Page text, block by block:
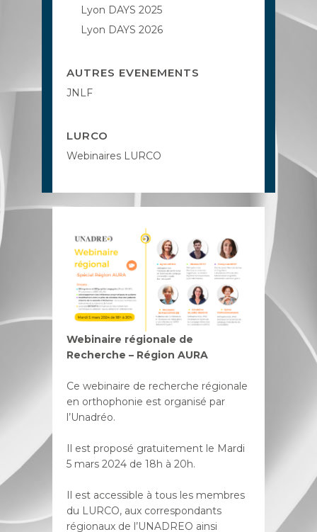
Lyon DAYS 2025
Lyon DAYS 2026
AUTRES EVENEMENTS
JNLF
LURCO
Webinaires LURCO
Webinaire régionale de
Recherche – Région AURA
Ce webinaire de recherche régionale
en orthophonie est organisé par
l’Unadréo.
Il est proposé gratuitement le Mardi
5 mars 2024 de 18h à 20h.
Il est accessible à tous les membres
du LURCO, aux correspondants
régionaux de l’UNADREO ainsi